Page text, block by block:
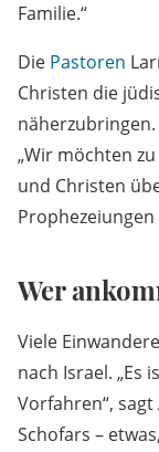
Familie.“
Die Pastoren
Christen die
„Wir möchten
und Christen
Prophezeiungen
Wer
Viele
nach Israel. „Es
Vorfahren“, sagt
Schofars –